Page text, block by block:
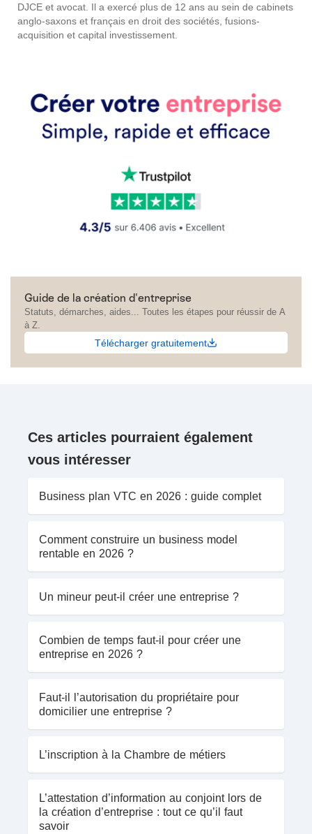
DJCE et avocat. Il a exercé plus de 12 ans au sein de cabinets
anglo-saxons et français en droit des sociétés, fusions-
acquisition et capital investissement.
Guide de la création d'entreprise
Statuts, démarches, aides... Toutes les étapes pour réussir de A
à Z.
Télécharger gratuitement
Ces articles pourraient également
vous intéresser
Business plan VTC en 2026 : guide complet
Comment construire un business model
rentable en 2026 ?
Un mineur peut-il créer une entreprise ?
Combien de temps faut-il pour créer une
entreprise en 2026 ?
Faut-il l’autorisation du propriétaire pour
domicilier une entreprise ?
L’inscription à la Chambre de métiers
L’attestation d’information au conjoint lors de
la création d’entreprise : tout ce qu’il faut
savoir